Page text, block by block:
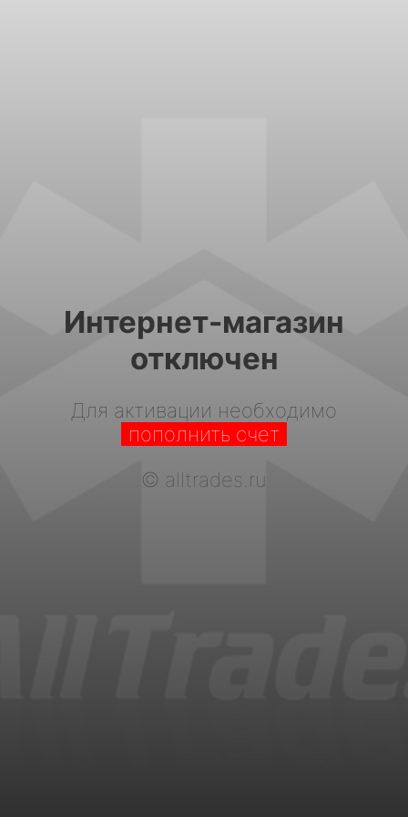
Интернет-магазин
отключен
Для активации необходимо
пополнить счет
© alltrades.ru